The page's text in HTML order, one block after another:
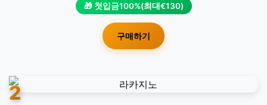
🎁 첫입금100%(최대€130)
구매하기
2